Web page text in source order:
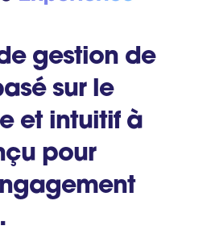
India
Asia Pacific
Australia
South East Asia
gestion de
sur le
et intuitif à
pour